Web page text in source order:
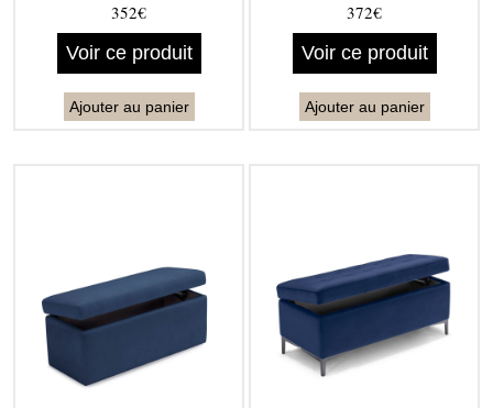
352€
Voir ce produit
Ajouter au panier
372€
Voir ce produit
Ajouter au panier